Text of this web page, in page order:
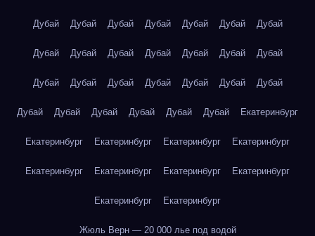
Дубай Дубай Дубай Дубай Дубай Дубай Дубай
Дубай Дубай Дубай Дубай Дубай Дубай Дубай
Дубай Дубай Дубай Дубай Дубай Дубай Дубай
Дубай Дубай Дубай Дубай Дубай Дубай Екатеринбург
Екатеринбург Екатеринбург Екатеринбург Екатеринбург
Екатеринбург Екатеринбург Екатеринбург Екатеринбург
Екатеринбург Екатеринбург
Жюль Верн — 20 000 лье под водой